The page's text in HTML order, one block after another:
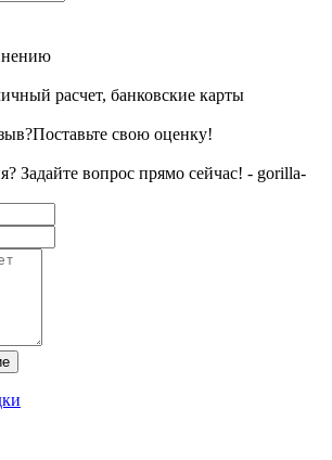
расчет, банковские карты
Поставьте свою оценку!
Задайте вопрос прямо сейчас! - gorilla-